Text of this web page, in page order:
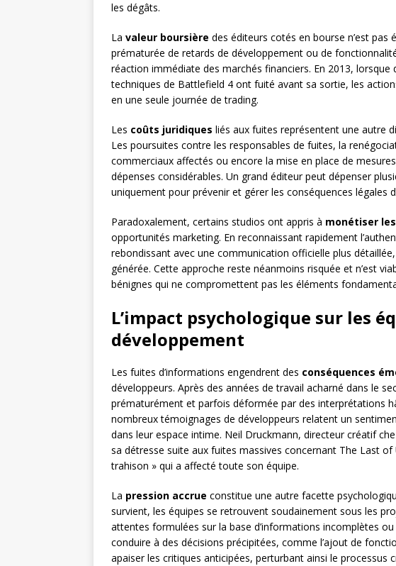
les dégâts.
La valeur boursière des éditeurs cotés en bourse n’est pas
prématurée de retards de développement ou de
réaction immédiate des marchés financiers. En 2013,
techniques de Battlefield 4 ont fuité avant sa sortie, les
en une seule journée de trading.
Les coûts juridiques liés aux fuites représentent une autre
Les poursuites contre les responsables de fuites, la
commerciaux affectés ou encore la mise en place de
dépenses considérables. Un grand éditeur peut dépenser
uniquement pour prévenir et gérer les conséquences légales
Paradoxalement, certains studios ont appris à monétiser
opportunités marketing. En reconnaissant rapidement
rebondissant avec une communication officielle plus
générée. Cette approche reste néanmoins risquée et n’est
bénignes qui ne compromettent pas les éléments
L’impact psychologique sur les
développement
Les fuites d’informations engendrent des conséquences
développeurs. Après des années de travail acharné dans le
prématurément et parfois déformée par des interprétations
nombreux témoignages de développeurs relatent un
dans leur espace intime. Neil Druckmann, directeur créatif
sa détresse suite aux fuites massives concernant The Last
trahison » qui a affecté toute son équipe.
La pression accrue constitue une autre facette
survient, les équipes se retrouvent soudainement sous les
attentes formulées sur la base d’informations incomplètes
conduire à des décisions précipitées, comme l’ajout de
apaiser les critiques anticipées, perturbant ainsi le processus